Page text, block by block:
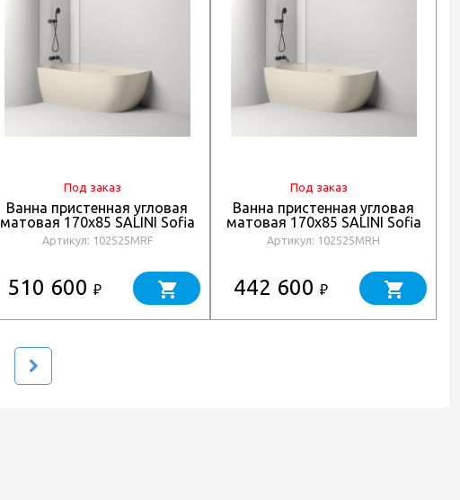
Под заказ
Ванна пристенная угловая
матовая 170x85 SALINI Sofia
Corner L окраска по RAL
102525MRF
Артикул: 102525MRF
510 600 ₽
Под заказ
Ванна пристенная угловая
матовая 170x85 SALINI Sofia
Corner L окраска снаружи
102525MRH
Артикул: 102525MRH
442 600 ₽